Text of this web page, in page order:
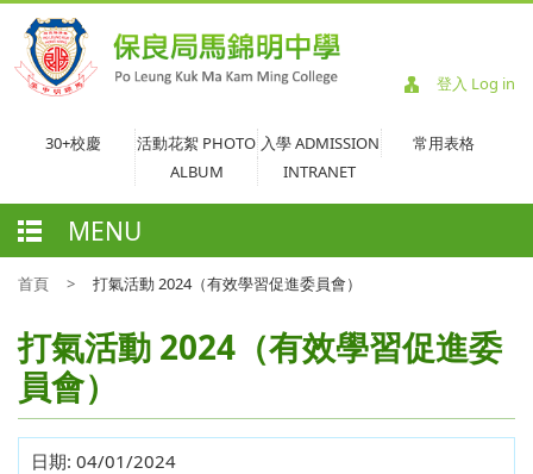
登入 Log in
30+校慶
活動花絮 PHOTO
ALBUM
入學 ADMISSION
常用表格
INTRANET
MENU
首頁 > 打氣活動 2024（有效學習促進委員會）
打氣活動 2024（有效學習促進委
員會）
日期: 04/01/2024